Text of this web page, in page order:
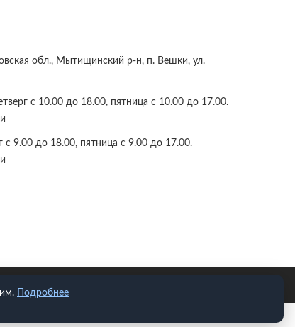
обл., Мытищинский р-н, п. Вешки, ул.
с 10.00 до 18.00, пятница с 10.00 до 17.00.
с 9.00 до 18.00, пятница с 9.00 до 17.00.
Подробнее